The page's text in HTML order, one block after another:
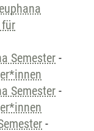
Semester -
Semester -
-